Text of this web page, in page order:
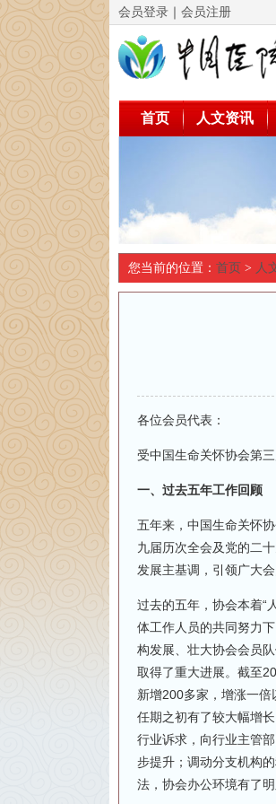
会员登录 ｜ 会员注册
首页 人文资讯
您当前的位置： 首页 > 人
各位会员代表：
受中国生命关怀协会第
一、过去五年工作回顾
五年来，中国生命关怀
九届历次全会及党的二
发展主基调，引领广大
过去的五年，协会本着“
体工作人员的共同努力
构发展、壮大协会会员
取得了重大进展。截至
新增200多家，增涨一
任期之初有了较大幅增
行业诉求，向行业主管
步提升；调动分支机构
法，协会办公环境有了